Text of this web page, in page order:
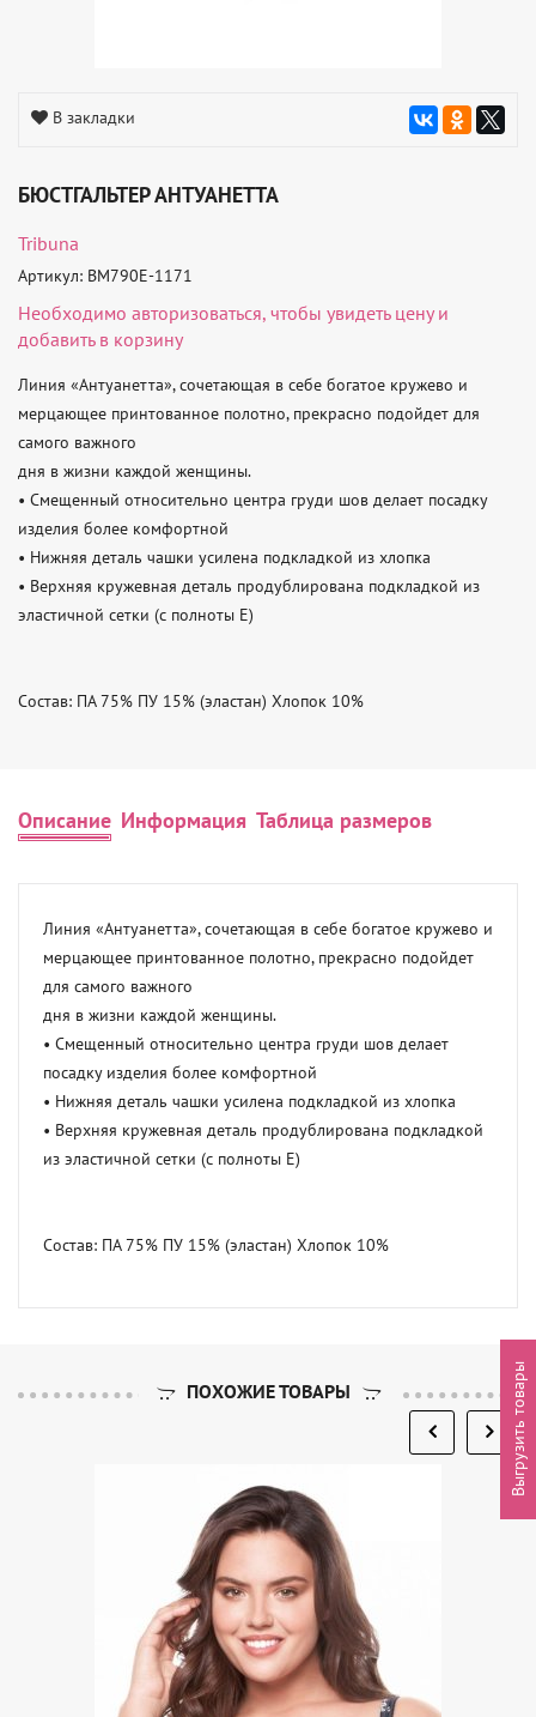
В закладки
БЮСТГАЛЬТЕР АНТУАНЕТТА
Tribuna
Артикул: BM790E-1171
Необходимо авторизоваться, чтобы увидеть цену и
добавить в корзину
Линия «Антуанетта», сочетающая в себе богатое кружево и
мерцающее принтованное полотно, прекрасно подойдет для
самого важного
дня в жизни каждой женщины.
• Смещенный относительно центра груди шов делает посадку
изделия более комфортной
• Нижняя деталь чашки усилена подкладкой из хлопка
• Верхняя кружевная деталь продублирована подкладкой из
эластичной сетки (с полноты Е)
Состав: ПА 75% ПУ 15% (эластан) Хлопок 10%
Описание Информация Таблица размеров
Линия «Антуанетта», сочетающая в себе богатое кружево и
мерцающее принтованное полотно, прекрасно подойдет
для самого важного
дня в жизни каждой женщины.
• Смещенный относительно центра груди шов делает
посадку изделия более комфортной
• Нижняя деталь чашки усилена подкладкой из хлопка
• Верхняя кружевная деталь продублирована подкладкой
из эластичной сетки (с полноты Е)
Состав: ПА 75% ПУ 15% (эластан) Хлопок 10%
ПОХОЖИЕ ТОВАРЫ Выгрузить товары